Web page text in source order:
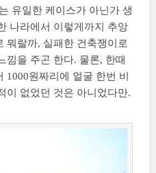
유일한 케이스가 아닌가 생
나라에서 이렇게까지 추앙
뭐랄까, 실패한 건축쟁이로
낌을 주곤 한다. 물론, 한때
1000원짜리에 얼굴 한번 비
이 없었던 것은 아니었다만.